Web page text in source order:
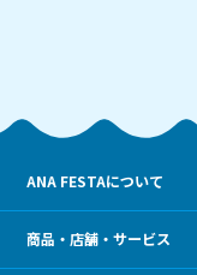
ANA FESTAについて
商品・店舗・サービス